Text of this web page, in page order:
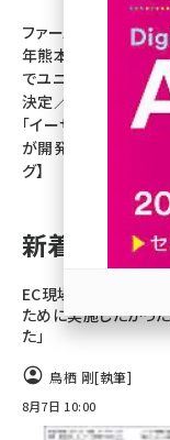
ecbeing
アスクル
base
ファーストリテイリン
年熊本地震の被災地
でユニクロ商品を2万
決定／女性向け空調
「イーザッカマニアス
が開発【ネッ担アクセ
グ】
新着記事
EC現場の実態。担当
ために実施したかっ
た」
鳥栖 剛[執筆]
8月7日 10:00
参加登